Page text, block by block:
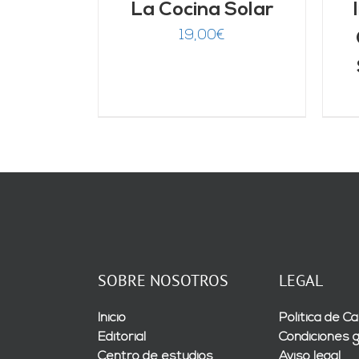
La Cocina Solar
19,00€
SOBRE NOSOTROS
Inicio
Editorial
LEGAL
Política de
Condiciones